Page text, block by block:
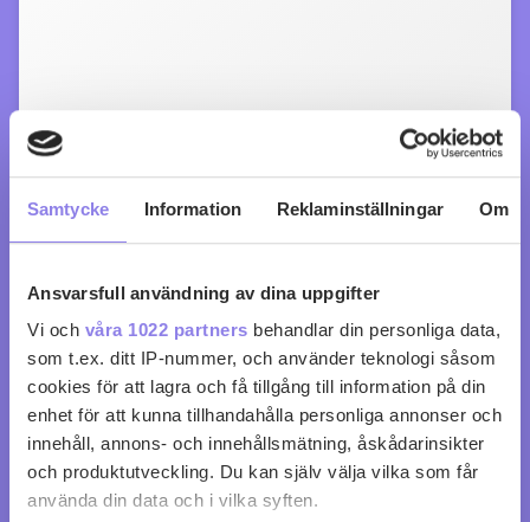
Samtycke Information Reklaminställningar Om
Ansvarsfull användning av dina uppgifter
Vi och våra 1022 partners behandlar din personliga data,
som t.ex. ditt IP-nummer, och använder teknologi såsom
cookies för att lagra och få tillgång till information på din
enhet för att kunna tillhandahålla personliga annonser och
innehåll, annons- och innehållsmätning, åskådarinsikter
och produktutveckling. Du kan själv välja vilka som får
använda din data och i vilka syften.
MOOD Cinsault Grenache Noir
0 0